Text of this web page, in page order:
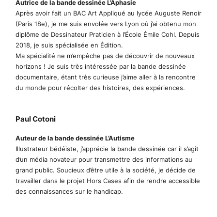
Autrice de la bande dessinée L’Aphasie
Après avoir fait un BAC Art Appliqué au lycée Auguste Renoir
(Paris 18e), je me suis envolée vers Lyon où j’ai obtenu mon
diplôme de Dessinateur Praticien à l’École Émile Cohl. Depuis
2018, je suis spécialisée en Édition.
Ma spécialité ne m’empêche pas de découvrir de nouveaux
horizons ! Je suis très intéressée par la bande dessinée
documentaire, étant très curieuse j’aime aller à la rencontre
du monde pour récolter des histoires, des expériences.
Paul Cotoni
Auteur de la bande dessinée L’Autisme
Illustrateur bédéiste, j’apprécie la bande dessinée car il s’agit
d’un média novateur pour transmettre des informations au
grand public. Soucieux d’être utile à la société, je décide de
travailler dans le projet Hors Cases afin de rendre accessible
des connaissances sur le handicap.